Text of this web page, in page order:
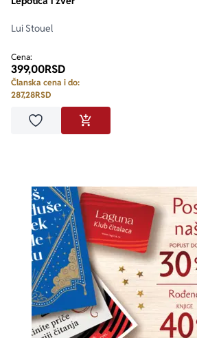
Lui Stouel
Cena:
399,00RSD
Članska cena i do:
287,28RSD
Dodaj u omiljeneDODAJ U KORPU